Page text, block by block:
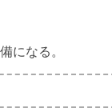
になる。